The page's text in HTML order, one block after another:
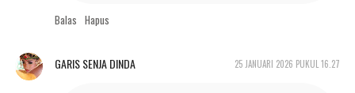
Balas Hapus
GARIS SENJA DINDA 25 JANUARI 2026 PUKUL 16.27